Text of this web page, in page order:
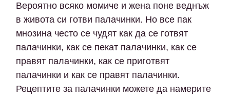
Вероятно всяко момиче и жена поне веднъж
в живота си готви палачинки. Но все пак
мнозина често се чудят как да се готвят
палачинки, как се пекат палачинки, как се
правят палачинки, как се приготвят
палачинки и как се правят палачинки.
Рецептите за палачинки можете да намерите